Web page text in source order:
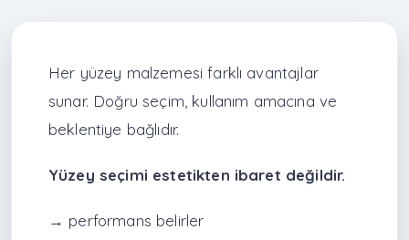
Her yüzey malzemesi farklı avantajlar
sunar. Doğru seçim, kullanım amacına ve
beklentiye bağlıdır.
Yüzey seçimi estetikten ibaret değildir.
→ performans belirler